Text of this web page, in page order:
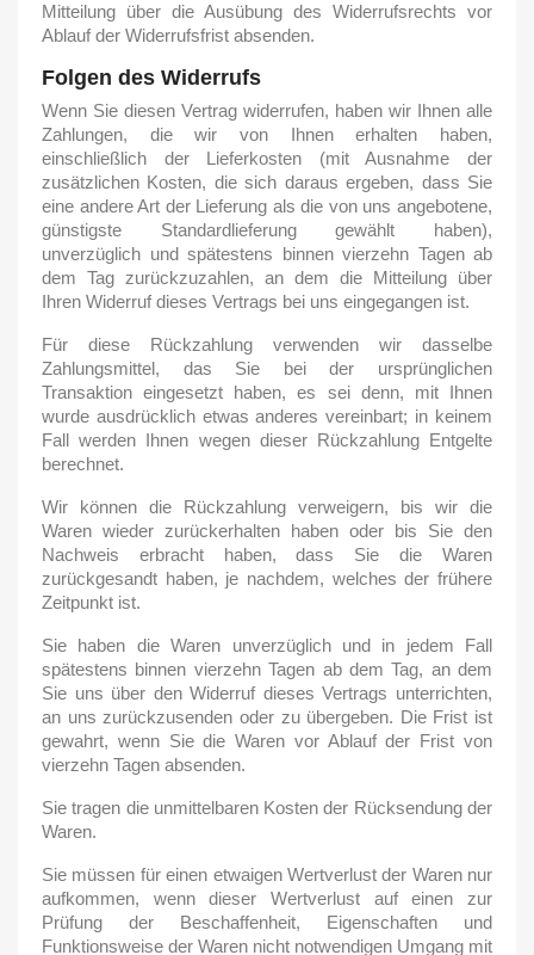
Mitteilung über die Ausübung des Widerrufsrechts vor
Ablauf der Widerrufsfrist absenden.
Folgen des Widerrufs
Wenn Sie diesen Vertrag widerrufen, haben wir Ihnen alle
Zahlungen, die wir von Ihnen erhalten haben,
einschließlich der Lieferkosten (mit Ausnahme der
zusätzlichen Kosten, die sich daraus ergeben, dass Sie
eine andere Art der Lieferung als die von uns angebotene,
günstigste Standardlieferung gewählt haben),
unverzüglich und spätestens binnen vierzehn Tagen ab
dem Tag zurückzuzahlen, an dem die Mitteilung über
Ihren Widerruf dieses Vertrags bei uns eingegangen ist.
Für diese Rückzahlung verwenden wir dasselbe
Zahlungsmittel, das Sie bei der ursprünglichen
Transaktion eingesetzt haben, es sei denn, mit Ihnen
wurde ausdrücklich etwas anderes vereinbart; in keinem
Fall werden Ihnen wegen dieser Rückzahlung Entgelte
berechnet.
Wir können die Rückzahlung verweigern, bis wir die
Waren wieder zurückerhalten haben oder bis Sie den
Nachweis erbracht haben, dass Sie die Waren
zurückgesandt haben, je nachdem, welches der frühere
Zeitpunkt ist.
Sie haben die Waren unverzüglich und in jedem Fall
spätestens binnen vierzehn Tagen ab dem Tag, an dem
Sie uns über den Widerruf dieses Vertrags unterrichten,
an uns zurückzusenden oder zu übergeben. Die Frist ist
gewahrt, wenn Sie die Waren vor Ablauf der Frist von
vierzehn Tagen absenden.
Sie tragen die unmittelbaren Kosten der Rücksendung der
Waren.
Sie müssen für einen etwaigen Wertverlust der Waren nur
aufkommen, wenn dieser Wertverlust auf einen zur
Prüfung der Beschaffenheit, Eigenschaften und
Funktionsweise der Waren nicht notwendigen Umgang mit